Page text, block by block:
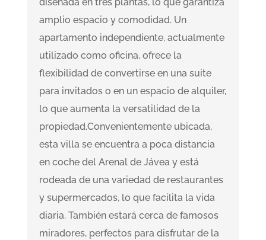
amplio espacio y comodidad. Un
apartamento independiente, actualmente
utilizado como oficina, ofrece la
flexibilidad de convertirse en una suite
para invitados o en un espacio de alquiler,
lo que aumenta la versatilidad de la
propiedad.Convenientemente ubicada,
esta villa se encuentra a poca distancia
en coche del Arenal de Jávea y está
rodeada de una variedad de restaurantes
y supermercados, lo que facilita la vida
diaria. También estará cerca de famosos
miradores, perfectos para disfrutar de la